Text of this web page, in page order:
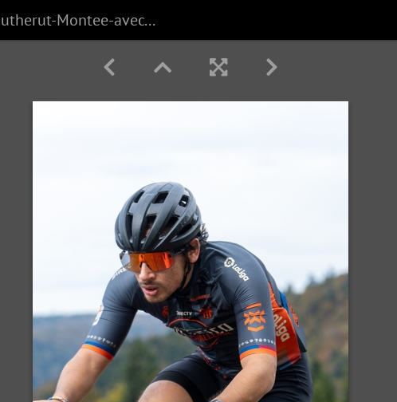
Pierre-Coutherut-Montee-avec-Elle-84